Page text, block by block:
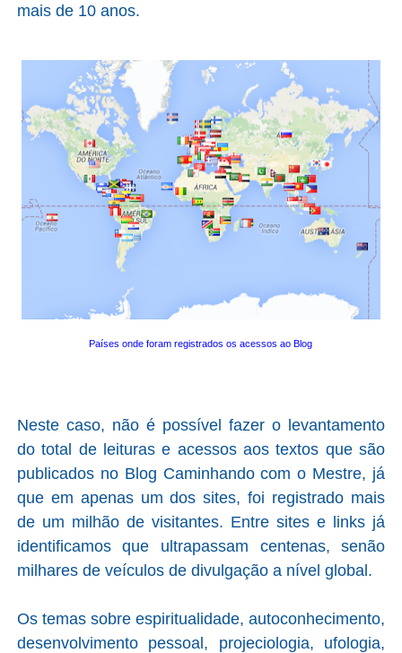
mais de 10 anos.
Países onde foram registrados os acessos ao Blog
Neste caso, não é possível fazer o levantamento
do total de leituras e acessos aos textos que são
publicados no Blog Caminhando com o Mestre, já
que em apenas um dos sites, foi registrado mais
de um milhão de visitantes. Entre sites e links já
identificamos que ultrapassam centenas, senão
milhares de veículos de divulgação a nível global.
Os temas sobre espiritualidade, autoconhecimento,
desenvolvimento pessoal, projeciologia, ufologia,